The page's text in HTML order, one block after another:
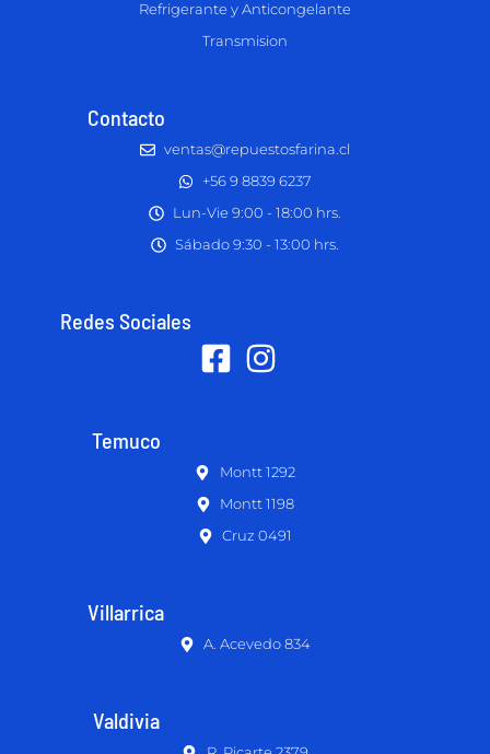
Refrigerante y Anticongelante
Transmision
Contacto
ventas@repuestosfarina.cl
+56 9 8839 6237
Lun-Vie 9:00 - 18:00 hrs.
Sábado 9:30 - 13:00 hrs.
Redes Sociales
Temuco
Montt 1292
Montt 1198
Cruz 0491
Villarrica
A. Acevedo 834
Valdivia